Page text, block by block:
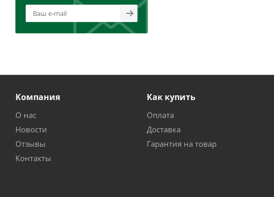
Компания
О нас
Новости
Отзывы
Контакты
Как купить
Оплата
Доставка
Гарантия на товар